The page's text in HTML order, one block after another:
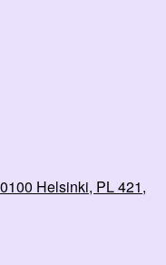
Helsinki, PL 421,